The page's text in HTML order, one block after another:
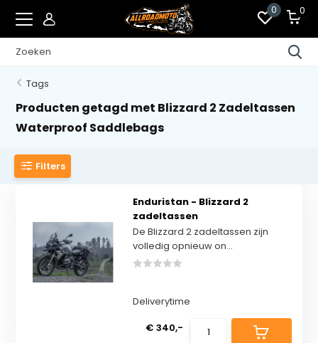
0 0
Tags
Producten getagd met Blizzard 2 Zadeltassen
Waterproof Saddlebags
Filters
Enduristan - Blizzard 2
zadeltassen
De Blizzard 2 zadeltassen zijn
volledig opnieuw on...
Deliverytime
€ 340,-